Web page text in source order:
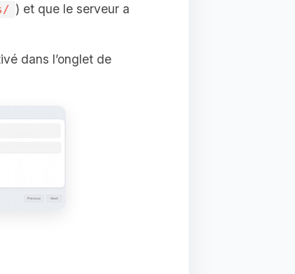
) et que le serveur a
dans l’onglet de